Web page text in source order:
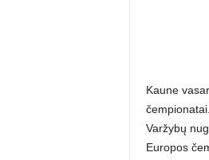
Kaune
Varžybų
Europos